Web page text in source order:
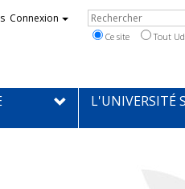
Connexion Rechercher
Ce site Tout
L'UNIVERSITÉ